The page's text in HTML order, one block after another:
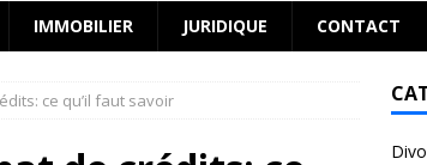
IMMOBILIER JURIDIQUE CONTACT
ce qu’il faut savoir